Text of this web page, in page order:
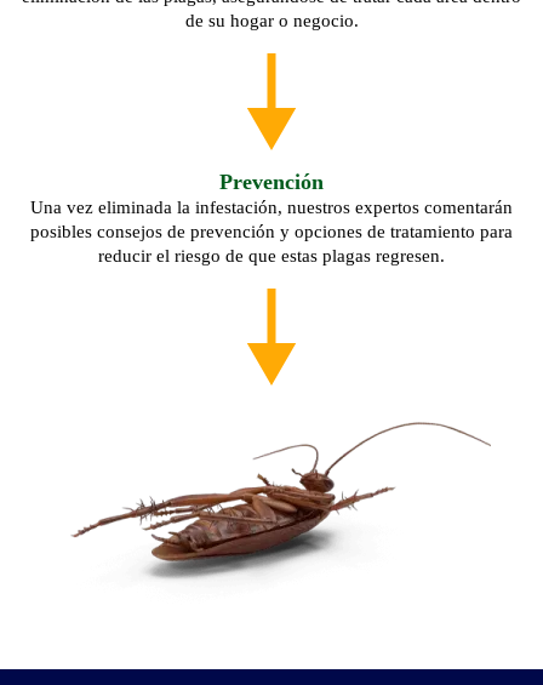
Prevención
Una vez eliminada la infestación, nuestros expertos comentarán
posibles consejos de prevención y opciones de tratamiento para
reducir el riesgo de que estas plagas regresen.
de su hogar o negocio.